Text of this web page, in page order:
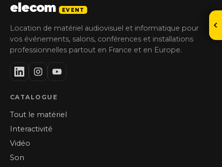
elecom EVENT
Location de matériel audiovisuel et informatique pour
vos événements, salons, conférences et installations
professionnelles partout en France et en Europe.
CATALOGUE
Tout le matériel
Interactivité
Vidéo
Son